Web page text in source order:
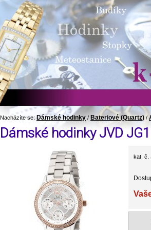
Nacházíte se: Dámské hodinky / Bateriové (Quartz) /
Dámské hodinky JVD
kat. č.